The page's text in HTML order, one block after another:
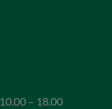
– 18.00